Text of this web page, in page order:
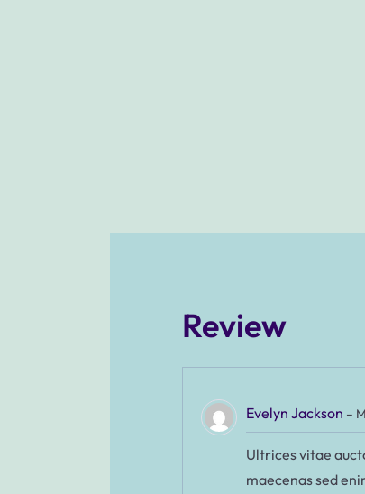
Review
Evelyn Jackson –
Ultrices vitae
maecenas sed